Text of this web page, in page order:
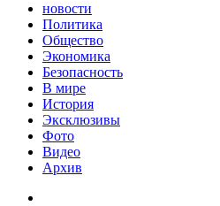
новости
Политика
Общество
Экономика
Безопасность
В мире
История
Эксклюзивы
Фото
Видео
Архив